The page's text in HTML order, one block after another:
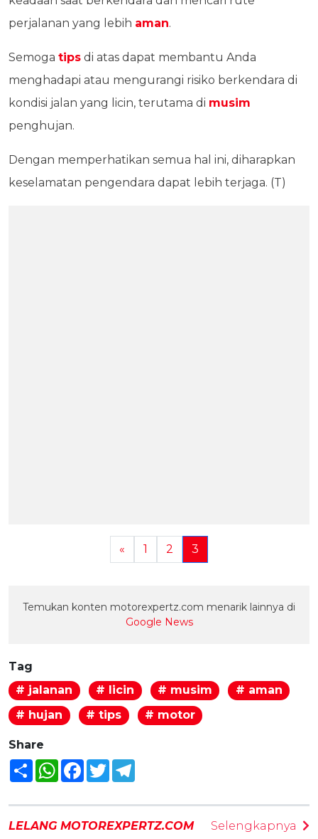
perjalanan yang lebih aman.
Semoga tips di atas dapat membantu Anda
menghadapi atau mengurangi risiko berkendara di
kondisi jalan yang licin, terutama di musim
penghujan.
Dengan memperhatikan semua hal ini, diharapkan
keselamatan pengendara dapat lebih terjaga. (T)
« 1 2 3
Temukan konten motorexpertz.com menarik lainnya di
Google News
Tag
# jalanan
# licin # musim
# aman
# hujan
# tips # motor
Share
Share WhatsAppFacebook
Twitter
LELANG MOTOREXPERTZ.COM Selengkapnya